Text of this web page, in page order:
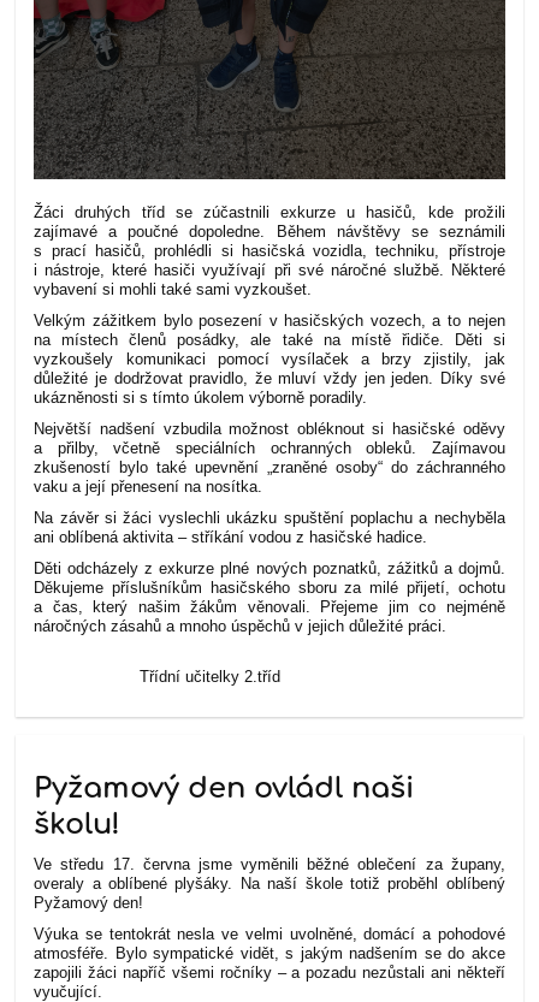
Žáci druhých tříd se zúčastnili exkurze u hasičů, kde prožili
zajímavé a poučné dopoledne. Během návštěvy se seznámili
s prací hasičů, prohlédli si hasičská vozidla, techniku, přístroje
i nástroje, které hasiči využívají při své náročné službě. Některé
vybavení si mohli také sami vyzkoušet.
Velkým zážitkem bylo posezení v hasičských vozech, a to nejen
na místech členů posádky, ale také na místě řidiče. Děti si
vyzkoušely komunikaci pomocí vysílaček a brzy zjistily, jak
důležité je dodržovat pravidlo, že mluví vždy jen jeden. Díky své
ukázněnosti si s tímto úkolem výborně poradily.
Největší nadšení vzbudila možnost obléknout si hasičské oděvy
a přilby, včetně speciálních ochranných obleků. Zajímavou
zkušeností bylo také upevnění „zraněné osoby“ do záchranného
vaku a její přenesení na nosítka.
Na závěr si žáci vyslechli ukázku spuštění poplachu a nechyběla
ani oblíbená aktivita – stříkání vodou z hasičské hadice.
Děti odcházely z exkurze plné nových poznatků, zážitků a dojmů.
Děkujeme příslušníkům hasičského sboru za milé přijetí, ochotu
a čas, který našim žákům věnovali. Přejeme jim co nejméně
náročných zásahů a mnoho úspěchů v jejich důležité práci.
Třídní učitelky 2.tříd
Pyžamový den ovládl naši
školu!
Ve středu 17. června jsme vyměnili běžné oblečení za župany,
overaly a oblíbené plyšáky. Na naší škole totiž proběhl oblíbený
Pyžamový den!
Výuka se tentokrát nesla ve velmi uvolněné, domácí a pohodové
atmosféře. Bylo sympatické vidět, s jakým nadšením se do akce
zapojili žáci napříč všemi ročníky – a pozadu nezůstali ani někteří
vyučující.